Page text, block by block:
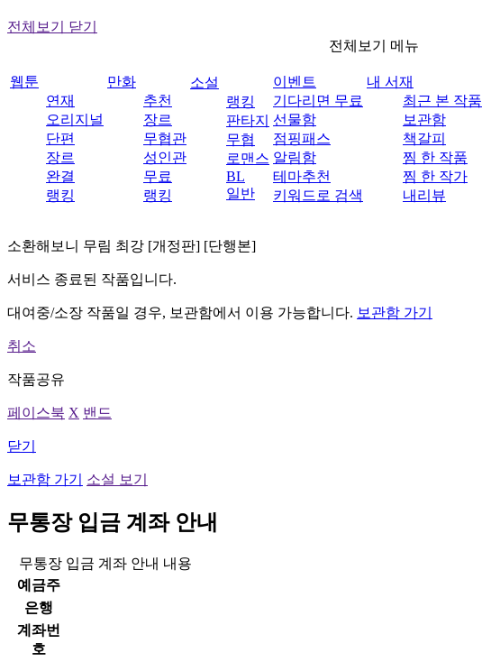
전체보기 닫기
전체보기 메뉴
웹툰
연재
오리지널
단편
장르
완결
랭킹
만화
추천
장르
무협관
성인관
무료
랭킹
소설
랭킹
판타지
무협
로맨스
BL
일반
이벤트
기다리면 무료
선물함
점핑패스
알림함
테마추천
키워드로 검색
내 서재
최근 본 작품
보관함
책갈피
찜 한 작품
찜 한 작가
내리뷰
소환해보니 무림 최강 [개정판] [단행본]
서비스 종료된 작품입니다.
대여중/소장 작품일 경우, 보관함에서 이용 가능합니다. 보관함 가기
취소
작품공유
페이스북 X 밴드
닫기
보관함 가기 소설 보기
무통장 입금 계좌 안내
무통장 입금 계좌 안내 내용
예금주
은행
계좌번
호